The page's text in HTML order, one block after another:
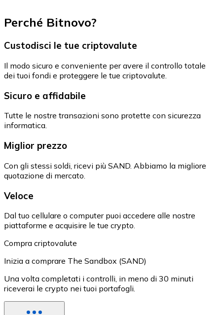
Perché Bitnovo?
Custodisci le tue criptovalute
Il modo sicuro e conveniente per avere il controllo totale
dei tuoi fondi e proteggere le tue criptovalute.
Sicuro e affidabile
Tutte le nostre transazioni sono protette con sicurezza
informatica.
Miglior prezzo
Con gli stessi soldi, ricevi più SAND. Abbiamo la migliore
quotazione di mercato.
Veloce
Dal tuo cellulare o computer puoi accedere alle nostre
piattaforme e acquisire le tue crypto.
Compra criptovalute
Inizia a comprare The Sandbox (SAND)
Una volta completati i controlli, in meno di 30 minuti
riceverai le crypto nei tuoi portafogli.